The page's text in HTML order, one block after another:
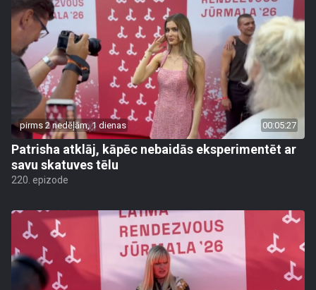
pirms 2 nedēļām, 1 dienas 00:05:27
Patrisha atklāj, kāpēc nebaidās eksperimentēt ar
savu skatuves tēlu
220. epizode